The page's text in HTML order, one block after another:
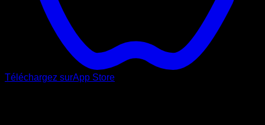
Téléchargez surApp Store